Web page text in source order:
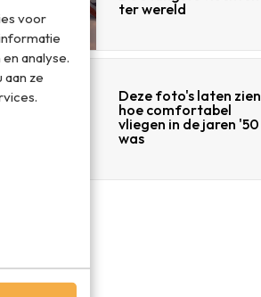
voor
analyse.
ze
ter wereld
Deze foto's laten zien
hoe comfortabel
vliegen in de jaren '50
was